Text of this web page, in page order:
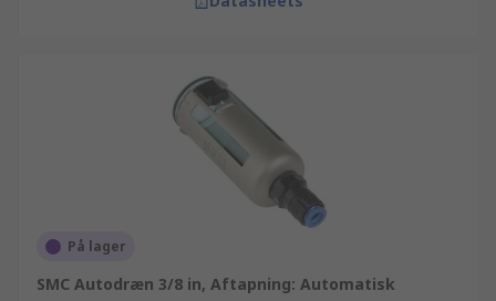
På lager
SMC Autodræn 3/8 in, Aftapning: Automatisk